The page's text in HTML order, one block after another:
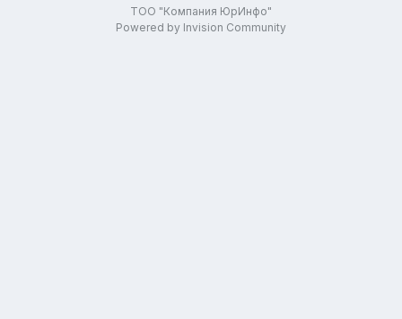
ТОО "Компания ЮрИнфо"
Powered by Invision Community